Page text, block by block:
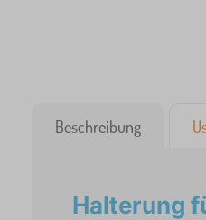
Beschreibung
Halterung